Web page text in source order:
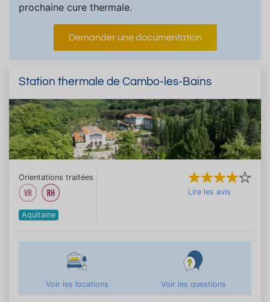
prochaine cure thermale.
Demander une documentation
Station thermale de Cambo-les-Bains
Orientations traitées
Aquitaine
Lire les avis
Voir les locations Voir les questions